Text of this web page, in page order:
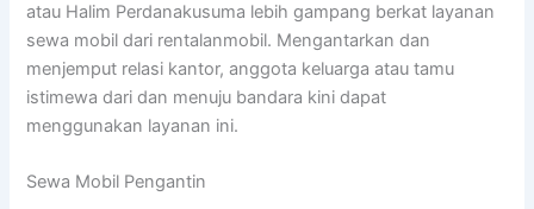
atau Halim Perdanakusuma lebih gampang berkat layanan
sewa mobil dari rentalanmobil. Mengantarkan dan
menjemput relasi kantor, anggota keluarga atau tamu
istimewa dari dan menuju bandara kini dapat
menggunakan layanan ini.
Sewa Mobil Pengantin